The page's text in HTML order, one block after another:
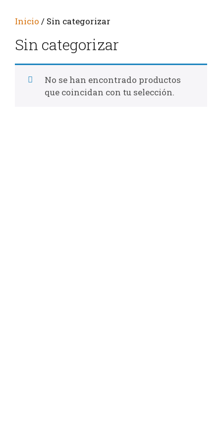
Inicio / Sin categorizar
Sin categorizar
No se han encontrado productos
que coincidan con tu selección.